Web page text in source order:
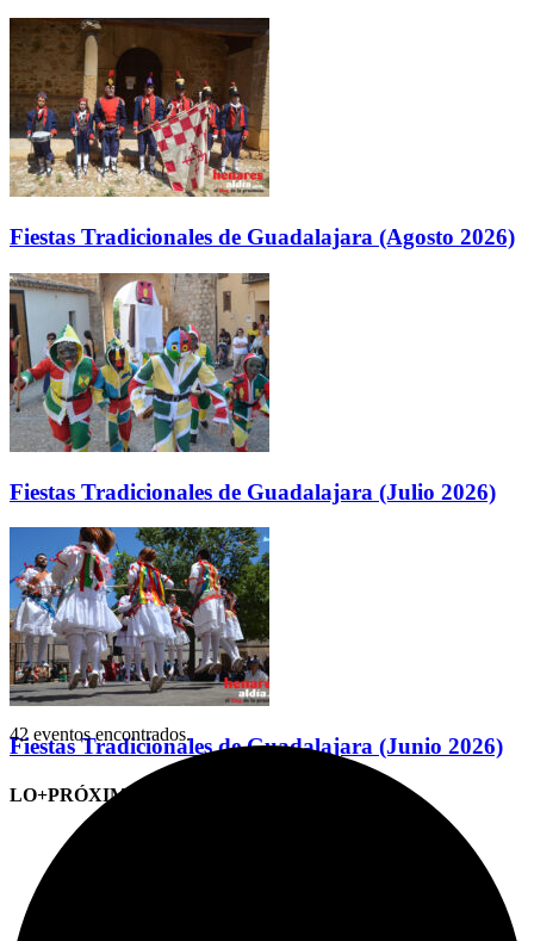
Fiestas Tradicionales de Guadalajara (Agosto 2026)
Fiestas Tradicionales de Guadalajara (Julio 2026)
Fiestas Tradicionales de Guadalajara (Junio 2026)
LO+PRÓXIMO (CITAS)
42 eventos encontrados.